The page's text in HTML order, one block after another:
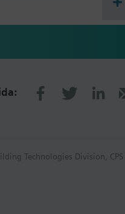
Technologies Division,